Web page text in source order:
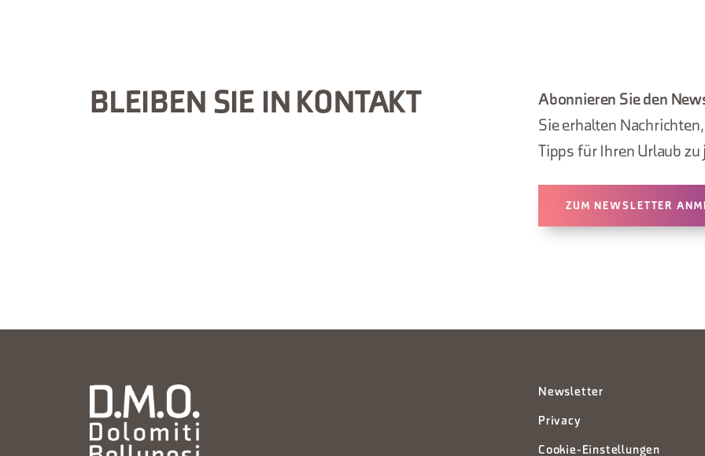
BLEIBEN SIE IN KONTAKT
Abonnieren Sie den
Sie erhalten
Tipps für Ihren Urlaub zu
ZUM NEWSLETTER
Newsletter
Privacy
Cookie-Einstellungen